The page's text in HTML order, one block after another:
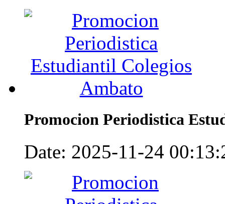
Promocion Periodistica
Date: 2025-11-24